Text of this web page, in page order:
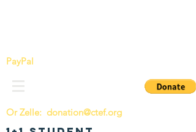
PayPal
Or Zelle: donation@ctef.org